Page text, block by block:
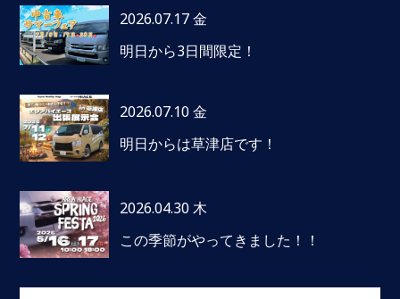
2026.07.17 金
明日から3日間限定！
2026.07.10 金
明日からは草津店です！
2026.04.30 木
この季節がやってきました！！